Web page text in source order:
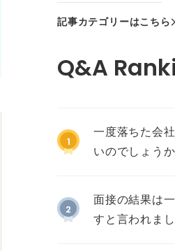
記事カテゴリーはこちら
1
一度落ちた会
いのでしょうか
2
面接の結果は
すと言われま